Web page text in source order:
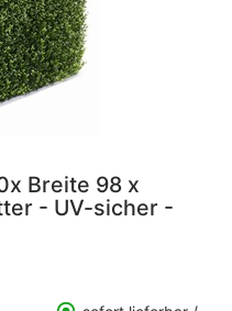
Breite 98 x
- UV-sicher -